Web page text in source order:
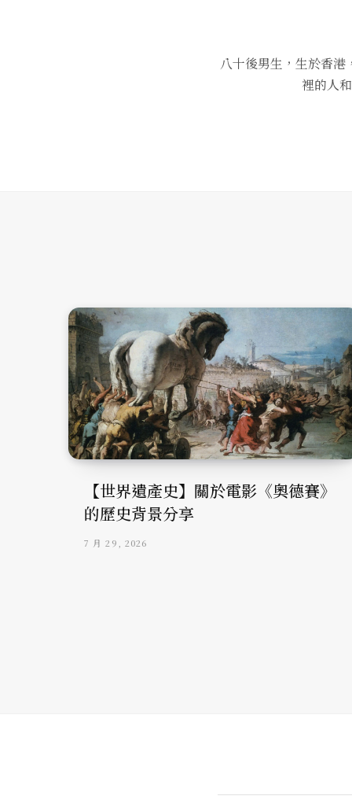
八十後男生，生於香
裡的人
【世界遺產史】關於電影《奧德賽》
的歷史背景分享
7 月 29, 2026